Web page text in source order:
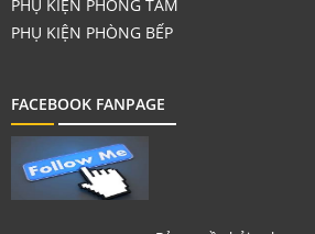
PHỤ KIỆN PHÒNG TẮM
PHỤ KIỆN PHÒNG BẾP
FACEBOOK FANPAGE